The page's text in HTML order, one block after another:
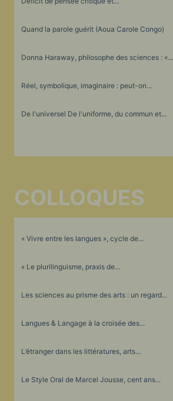
Quand la parole guérit (Aoua Carole Congo)
Donna Haraway, philosophe des sciences : «...
Réel, symbolique, imaginaire : peut-on...
De l'universel De l'uniforme, du commun et...
COLLOQUES
« Vivre entre les langues », cycle de...
« Le plurilinguisme, praxis de...
Les sciences au prisme des arts : un regard...
Langues & Langage à la croisée des...
L’étranger dans les littératures, arts...
Le Style Oral de Marcel Jousse, cent ans...